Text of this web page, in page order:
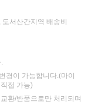
서산간지역 배송비
경이 가능합니다.(마이
접 가능)
환/반품으로만 처리되며